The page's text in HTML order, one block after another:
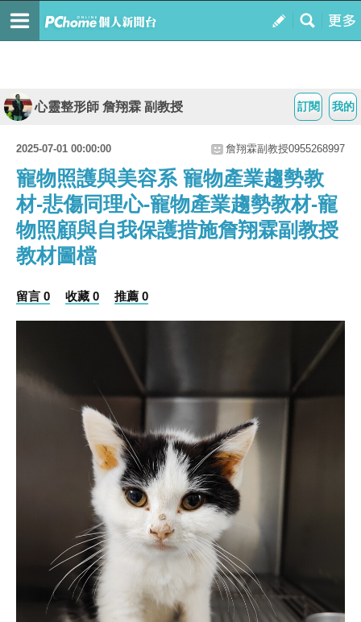
我的
訂閱
心靈整形師 詹翔霖 副教授
2025-07-01 00:00:00 詹翔霖副教授0955268997
寵物照護與美容系 寵物產業趨勢教
材-悲傷同理心-寵物產業趨勢教材-寵
物照顧與自我保護措施詹翔霖副教授
教材圖檔
留言 0 收藏 0 推薦 0